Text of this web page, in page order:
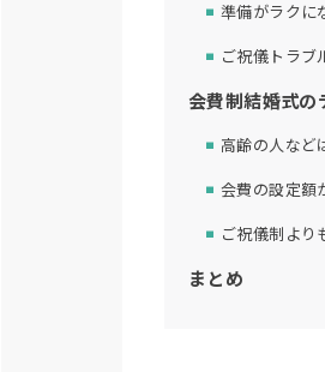
準備がラクに
ご祝儀トラブ
会費制結婚式の
高齢の人など
会費の設定額
ご祝儀制より
まとめ